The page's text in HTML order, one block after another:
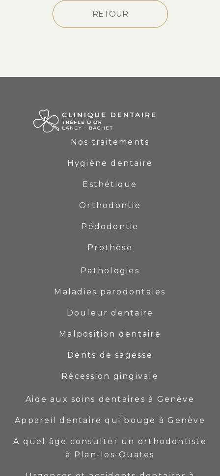
RETOUR
Nos traitements
Hygiène dentaire
Esthétique
Orthodontie
Pédodontie
Prothèse
Pathologies
Maladies parodontales
Douleur dentaire
Malposition dentaire
Dents de sagesse
Récession gingivale
Aide aux soins dentaires à Genève
Appareil dentaire qui bouge à Genève
A quel âge consulter un orthodontiste
à Plan-les-Ouates